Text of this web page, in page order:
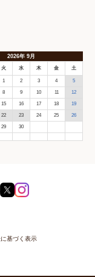
2026年9月
火 水 木 金 土
1 2 3 4 5
8 9 10 11 12
15 16 17 18 19
22 23 24 25 26
29 30
基づく表示